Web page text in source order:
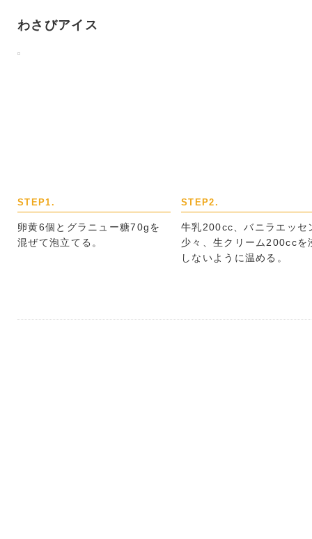
わさびアイス
STEP1.
卵黄6個とグラニュー糖70gを
混ぜて泡立てる。
STEP2.
牛乳200cc、バニラエッセ
少々、生クリーム200ccを
しないように温める。